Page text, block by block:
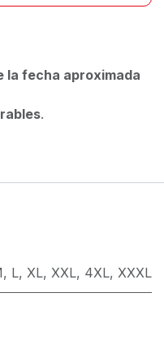
la fecha aproximada
.
, L, XL, XXL, 4XL, XXXL